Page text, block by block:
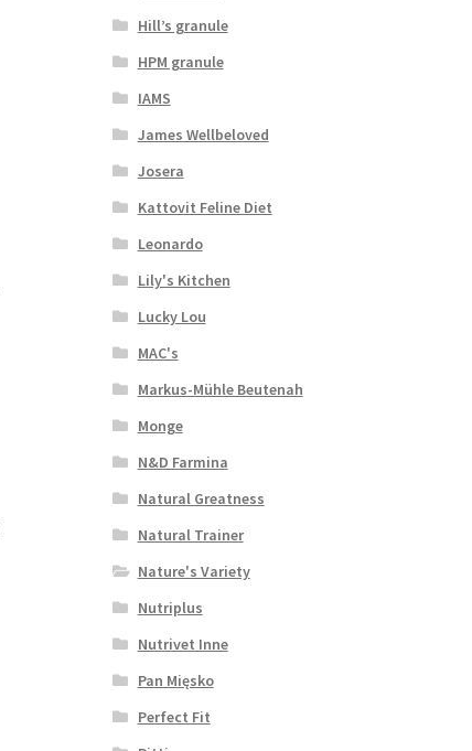
Hill’s granule
HPM granule
IAMS
James Wellbeloved
Josera
Kattovit Feline Diet
Leonardo
Lily's Kitchen
Lucky Lou
MAC's
Markus-Mühle Beutenah
Monge
N&D Farmina
Natural Greatness
Natural Trainer
Nature's Variety
Nutriplus
Nutrivet Inne
Pan Mięsko
Perfect Fit